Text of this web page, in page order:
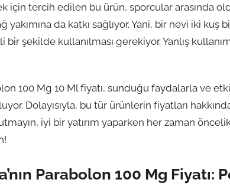
için tercih edilen bu ürün, sporcular arasında
yakımına da katkı sağlıyor. Yani, bir nevi iki
bir şekilde kullanılması gerekiyor. Yanlış
100 Mg 10 Ml fiyatı, sunduğu faydalarla ve
Dolayısıyla, bu tür ürünlerin fiyatları
iyi bir yatırım yaparken her zaman
Parabolon 100 Mg Fiyatı: